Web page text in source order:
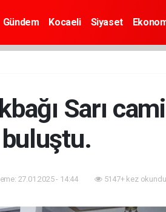
Gündem Kocaeli Siyaset
Sarı
buluştu.
27.01.2025 - 14:44 5147+ kez